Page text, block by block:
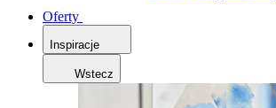
Oferty
Inspiracje
Wstecz